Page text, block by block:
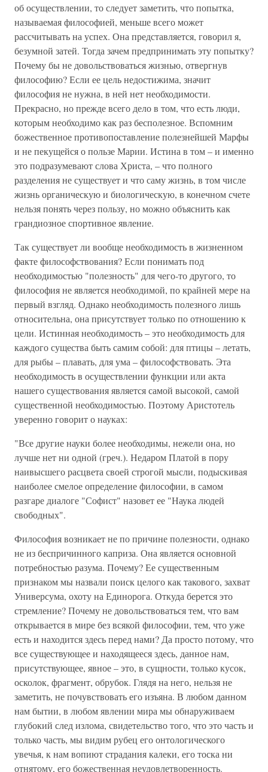
об осуществлении, то следует заметить, что попытка,
называемая философией, меньше всего может
рассчитывать на успех. Она представляется, говорил я,
безумной затей. Тогда зачем предпринимать эту попытку?
Почему бы не довольствоваться жизнью, отвергнув
философию? Если ее цель недостижима, значит
философия не нужна, в ней нет необходимости.
Прекрасно, но прежде всего дело в том, что есть люди,
которым необходимо как раз бесполезное. Вспомним
божественное противопоставление полезнейшей Марфы
и не пекущейся о пользе Марии. Истина в том – и именно
это подразумевают слова Христа, – что полного
разделения не существует и что саму жизнь, в том числе
жизнь органическую и биологическую, в конечном счете
нельзя понять через пользу, но можно объяснить как
грандиозное спортивное явление.
Так существует ли вообще необходимость в жизненном
факте философствования? Если понимать под
необходимостью "полезность" для чего-то другого, то
философия не является необходимой, по крайней мере на
первый взгляд. Однако необходимость полезного лишь
относительна, она присутствует только по отношению к
цели. Истинная необходимость – это необходимость для
каждого существа быть самим собой: для птицы – летать,
для рыбы – плавать, для ума – философствовать. Эта
необходимость в осуществлении функции или акта
нашего существования является самой высокой, самой
существенной необходимостью. Поэтому Аристотель
уверенно говорит о науках:
"Все другие науки более необходимы, нежели она, но
лучше нет ни одной (греч.). Недаром Платой в пору
наивысшего расцвета своей строгой мысли, подыскивая
наиболее смелое определение философии, в самом
разгаре диалоге "Софист" назовет ее "Наука людей
свободных".
Философия возникает не по причине полезности, однако
не из беспричинного каприза. Она является основной
потребностью разума. Почему? Ее существенным
признаком мы назвали поиск целого как такового, захват
Универсума, охоту на Единорога. Откуда берется это
стремление? Почему не довольствоваться тем, что вам
открывается в мире без всякой философии, тем, что уже
есть и находится здесь перед нами? Да просто потому, что
все существующее и находящееся здесь, данное нам,
присутствующее, явное – это, в сущности, только кусок,
осколок, фрагмент, обрубок. Глядя на него, нельзя не
заметить, не почувствовать его изъяна. В любом данном
нам бытии, в любом явлении мира мы обнаруживаем
глубокий след излома, свидетельство того, что это часть и
только часть, мы видим рубец его онтологического
увечья, к нам вопиют страдания калеки, его тоска ни
отнятому, его божественная неудовлетворенность.